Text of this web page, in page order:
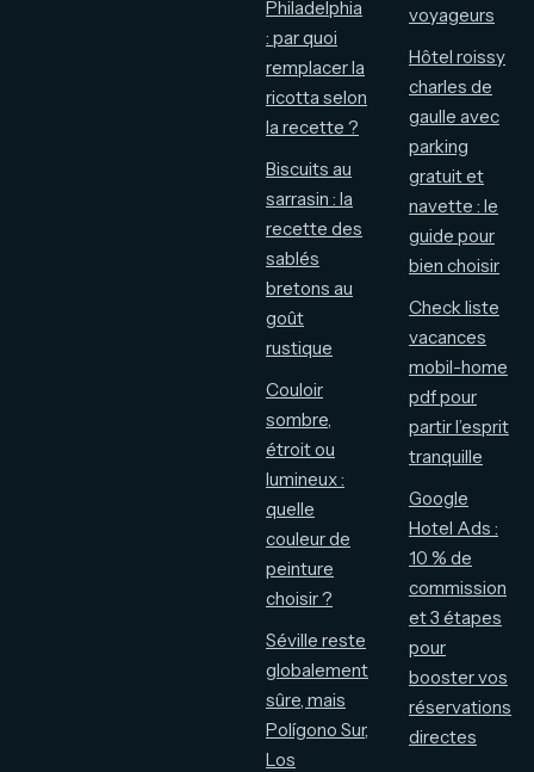
Philadelphia
: par quoi
remplacer la
ricotta selon
la recette ?
Biscuits au
sarrasin : la
recette des
sablés
bretons au
goût
rustique
Couloir
sombre,
étroit ou
lumineux :
quelle
couleur de
peinture
choisir ?
Séville reste
globalement
sûre, mais
Polígono Sur,
Los
voyageurs
Hôtel roissy
charles de
gaulle avec
parking
gratuit et
navette : le
guide pour
bien choisir
Check liste
vacances
mobil-home
pdf pour
partir l’esprit
tranquille
Google
Hotel Ads :
10 % de
commission
et 3 étapes
pour
booster vos
réservations
directes